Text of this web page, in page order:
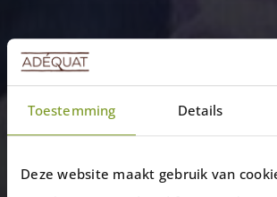
Toestemming Details
Deze website maakt gebruik van
Blogs
Onze Billy gaat op